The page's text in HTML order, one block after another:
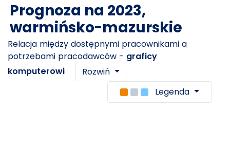
Prognoza na 2023,
warmińsko-mazurskie
Relacja między dostępnymi pracownikami a
potrzebami pracodawców - graficy
komputerowi
Rozwiń
Legenda